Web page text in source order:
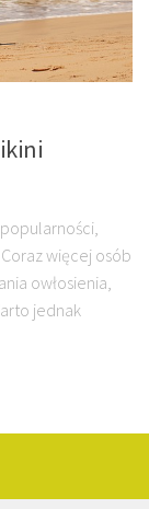
więcej osób
owłosienia,
jednak